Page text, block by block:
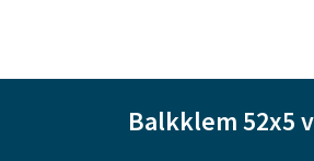
Balkklem 52x5